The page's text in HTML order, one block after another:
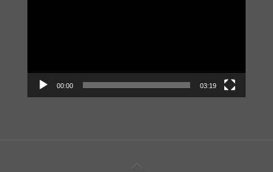
00:00 03:19